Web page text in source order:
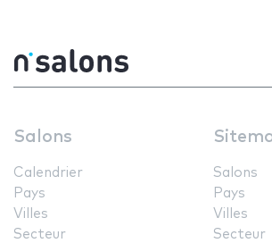
Salons
Calendrier
Pays
Villes
Secteur
Salons
Pays
Villes
Secteur